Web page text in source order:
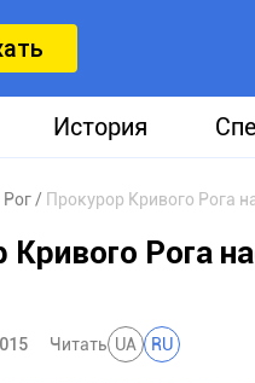
История
Рог Прокурор Кривого Рога
Кривого Рога
Читать UA RU